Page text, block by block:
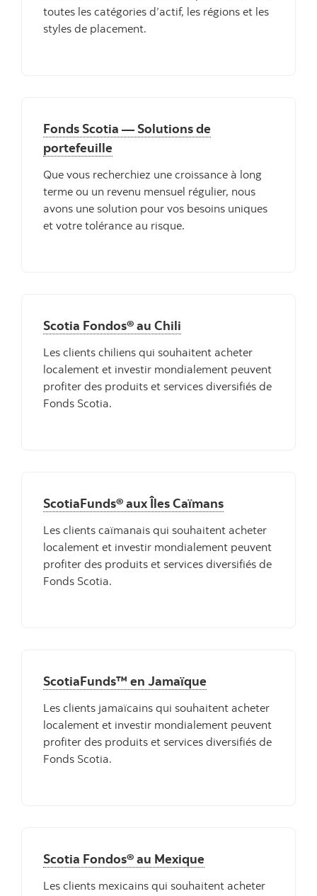
toutes les catégories d’actif, les régions et les
styles de placement.
Fonds Scotia — Solutions de
portefeuille
Que vous recherchiez une croissance à long
terme ou un revenu mensuel régulier, nous
avons une solution pour vos besoins uniques
et votre tolérance au risque.
Scotia Fondos® au Chili
Les clients chiliens qui souhaitent acheter
localement et investir mondialement peuvent
profiter des produits et services diversifiés de
Fonds Scotia.
ScotiaFunds® aux Îles Caïmans
Les clients caïmanais qui souhaitent acheter
localement et investir mondialement peuvent
profiter des produits et services diversifiés de
Fonds Scotia.
ScotiaFunds™ en Jamaïque
Les clients jamaïcains qui souhaitent acheter
localement et investir mondialement peuvent
profiter des produits et services diversifiés de
Fonds Scotia.
Scotia Fondos® au Mexique
Les clients mexicains qui souhaitent acheter